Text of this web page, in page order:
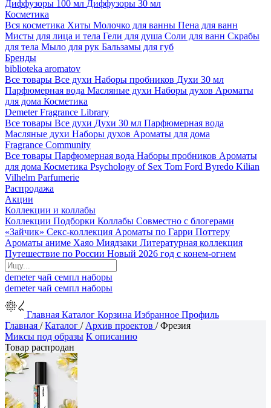
Диффузоры 100 мл Диффузоры 30 мл
Косметика
Вся косметика Хиты Молочко для ванны Пена для ванн
Мисты для лица и тела Гели для душа Соли для ванн Скрабы
для тела Мыло для рук Бальзамы для губ
Бренды
biblioteka aromatov
Все товары Все духи Наборы пробников Духи 30 мл
Парфюмерная вода Масляные духи Наборы духов Ароматы
для дома Косметика
Demeter Fragrance Library
Все товары Все духи Духи 30 мл Парфюмерная вода
Масляные духи Наборы духов Ароматы для дома
Fragrance Community
Все товары Парфюмерная вода Наборы пробников Ароматы
для дома Косметика Psychology of Sex Tom Ford Byredo Kilian
Vilhelm Parfumerie
Распродажа
Акции
Коллекции и коллабы
Коллекции Подборки Коллабы Совместно с блогерами
«Зайчик» Секс-коллекция Ароматы по Гарри Поттеру
Ароматы аниме Хаяо Миядзаки Литературная коллекция
Путешествие по России Новый 2026 год с конем-огнем
demeterчай семпл наборы
demeterчай семпл наборы
Главная Каталог Корзина Избранное Профиль
Главная /Каталог / Архив проектов /Фрезия
Миксы под образы К описанию
Товар распродан